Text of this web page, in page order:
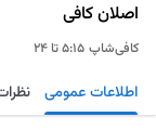
اصلان کافی
کافی‌شاپ ۵:۱۵ تا ۲۴
مسیریابی
اطلاعات عمومی